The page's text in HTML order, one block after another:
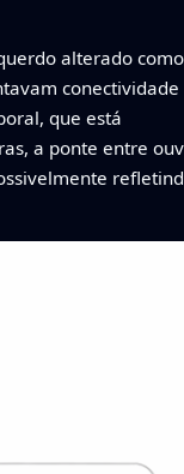
alterado
conectividade
que está
a ponte entre